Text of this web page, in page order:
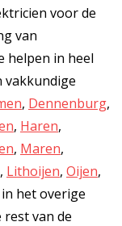
voor de
van
helpen in heel
vakkundige
, Dennenburg,
, Haren,
, Maren,
, Lithoijen, Oijen,
in het overige
rest van de